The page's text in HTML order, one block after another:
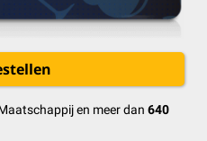
en meer dan 640